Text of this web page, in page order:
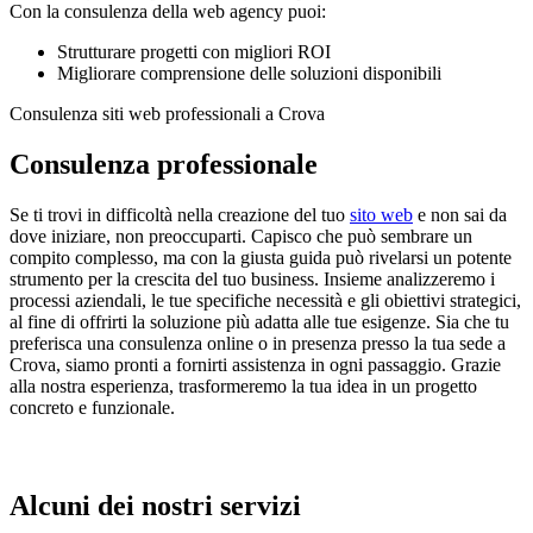
Con la consulenza della web agency puoi:
Strutturare progetti con migliori ROI
Migliorare comprensione delle soluzioni disponibili
Consulenza siti web professionali a Crova
Consulenza professionale
Se ti trovi in difficoltà nella creazione del tuo sito web e non sai da
dove iniziare, non preoccuparti. Capisco che può sembrare un
compito complesso, ma con la giusta guida può rivelarsi un potente
strumento per la crescita del tuo business. Insieme analizzeremo i
processi aziendali, le tue specifiche necessità e gli obiettivi strategici,
al fine di offrirti la soluzione più adatta alle tue esigenze. Sia che tu
preferisca una consulenza online o in presenza presso la tua sede a
Crova, siamo pronti a fornirti assistenza in ogni passaggio. Grazie
alla nostra esperienza, trasformeremo la tua idea in un progetto
concreto e funzionale.
Alcuni dei nostri servizi